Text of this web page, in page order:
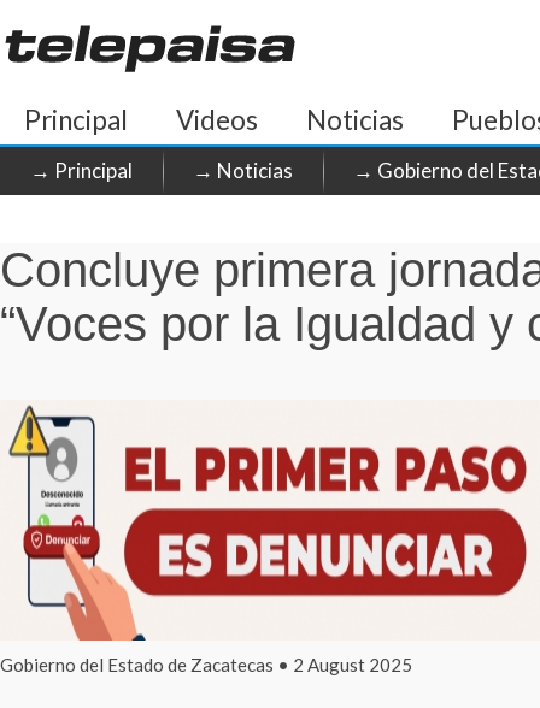
Principal Videos Noticias
→ Principal → Noticias → Gobierno del
Concluye primera
“Voces por la Igualdad y
Gobierno del Estado de Zacatecas • 2 August 2025